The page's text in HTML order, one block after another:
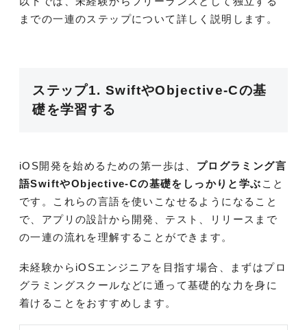
までの一連のステップについて詳しく説明します。
ステップ1. SwiftやObjective-Cの基
礎を学習する
iOS開発を始めるための第一歩は、 プログラミング言
語SwiftやObjective-Cの基礎をしっかりと学ぶ こと
です。これらの言語を使いこなせるようになること
で、アプリの設計から開発、テスト、リリースまで
の一連の流れを理解することができます。
未経験からiOSエンジニアを目指す場合、まずはプロ
グラミングスクールなどに通って基礎的な力を身に
着けることをおすすめします。